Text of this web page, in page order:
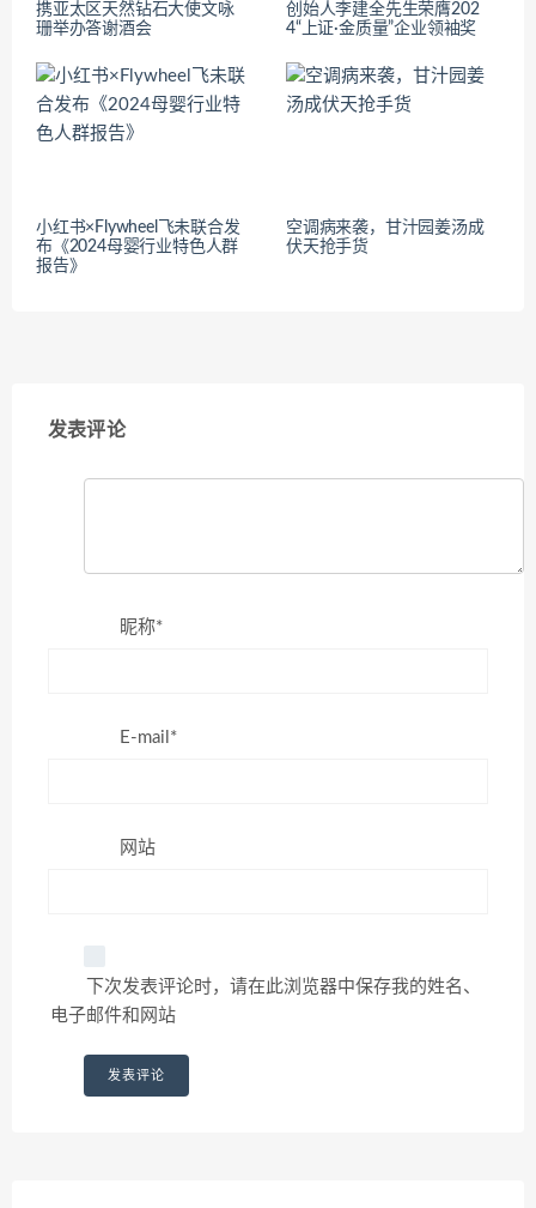
携亚太区天然钻石大使文咏
珊举办答谢酒会
创始人李建全先生荣膺202
4“上证·金质量”企业领袖奖
小红书×Flywheel飞未联合发
布《2024母婴行业特色人群
报告》
空调病来袭，甘汁园姜汤成
伏天抢手货
发表评论
昵称*
E-mail*
网站
下次发表评论时，请在此浏览器中保存我的姓名、
电子邮件和网站